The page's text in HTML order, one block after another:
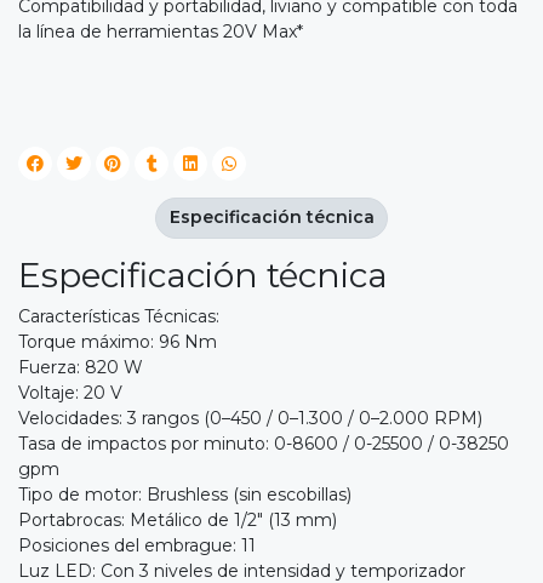
Compatibilidad y portabilidad, liviano y compatible con toda
la línea de herramientas 20V Max*
Especificación técnica
Características Técnicas:
Torque máximo: 96 Nm
Fuerza: 820 W
Voltaje: 20 V
Velocidades: 3 rangos (0–450 / 0–1.300 / 0–2.000 RPM)
Tasa de impactos por minuto: 0-8600 / 0-25500 / 0-38250
gpm
Tipo de motor: Brushless (sin escobillas)
Portabrocas: Metálico de 1/2" (13 mm)
Posiciones del embrague: 11
Luz LED: Con 3 niveles de intensidad y temporizador
Especificación técnica